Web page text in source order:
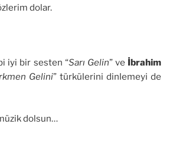
dolar.
iyi bir sesten “Sarı Gelin” ve İbrahim
Gelini” türkülerini dinlemeyi de
dolsun…